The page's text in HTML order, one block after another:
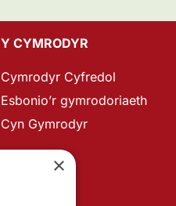
Y CYMRODYR
Cymrodyr Cyfredol
Esbonio’r gymrodoriaeth
Cyn Gymrodyr
×